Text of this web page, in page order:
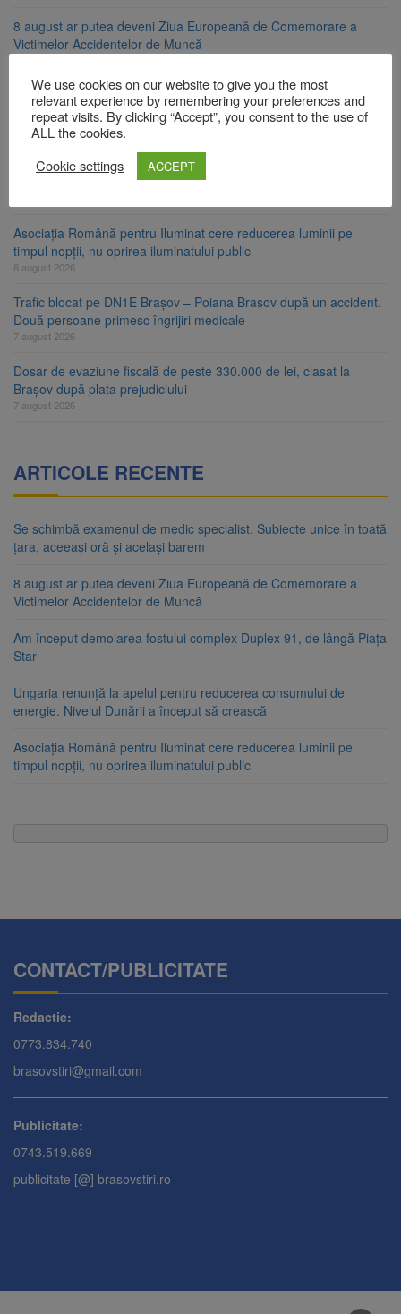
8 august ar putea deveni Ziua Europeană de Comemorare a
Victimelor Accidentelor de Muncă
Am început demolarea fostului complex Duplex 91, de lângă Piața
Star
8 august 2026
Ungaria renunță la apelul pentru reducerea consumului de
energie. Nivelul Dunării a început să crească
Asociația Română pentru Iluminat cere reducerea luminii pe
timpul nopții, nu oprirea iluminatului public
8 august 2026
Trafic blocat pe DN1E Brașov – Poiana Brașov după un accident.
Două persoane primesc îngrijiri medicale
7 august 2026
Dosar de evaziune fiscală de peste 330.000 de lei, clasat la
Brașov după plata prejudiciului
7 august 2026
ARTICOLE RECENTE
Se schimbă examenul de medic specialist. Subiecte unice în toată
țara, aceeași oră și același barem
8 august ar putea deveni Ziua Europeană de Comemorare a
Victimelor Accidentelor de Muncă
Am început demolarea fostului complex Duplex 91, de lângă Piața
Star
Ungaria renunță la apelul pentru reducerea consumului de
energie. Nivelul Dunării a început să crească
Asociația Română pentru Iluminat cere reducerea luminii pe
timpul nopții, nu oprirea iluminatului public
CONTACT/PUBLICITATE
Redactie:
0773.834.740
brasovstiri@gmail.com
Publicitate:
0743.519.669
publicitate [@] brasovstiri.ro
We use cookies on our website to give you the most
relevant experience by remembering your preferences and
repeat visits. By clicking “Accept”, you consent to the use of
ALL the cookies.
Cookie settings
ACCEPT